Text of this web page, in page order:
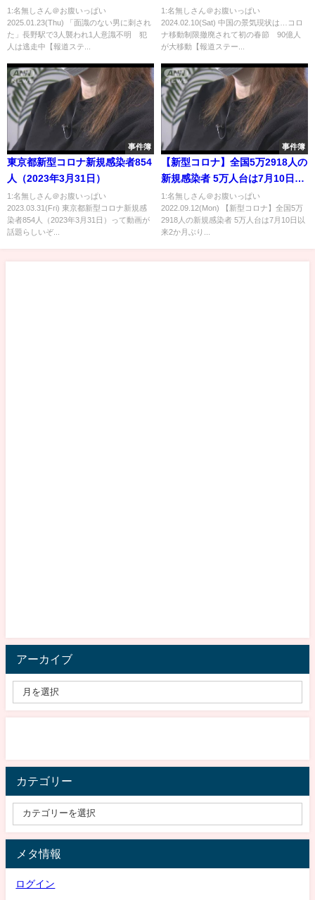
犯人は逃走中【報道ステーショ
ン】(2025年1月22日)
1:名無しさん＠お腹いっぱい
2025.01.23(Thu) 「面識のない男に刺され
た」長野駅で3人襲われ1人意識不明 犯
人は逃走中【報道ステ...
人が大移動【報道ステーショ
ン】(2024年2月9日)
1:名無しさん＠お腹いっぱい
2024.02.10(Sat) 中国の景気現状は…コロ
ナ移動制限撤廃されて初の春節 90億人
が大移動【報道ステー...
事件簿
東京都新型コロナ新規感染者854
人（2023年3月31日）
1:名無しさん＠お腹いっぱい
2023.03.31(Fri) 東京都新型コロナ新規感
染者854人（2023年3月31日）って動画が
話題らしいぞ...
事件簿
【新型コロナ】全国5万2918人の
新規感染者 5万人台は7月10日以
来2か月ぶり 12日
1:名無しさん＠お腹いっぱい
2022.09.12(Mon) 【新型コロナ】全国5万
2918人の新規感染者 5万人台は7月10日以
来2か月ぶり...
アーカイブ
カテゴリー
メタ情報
ログイン